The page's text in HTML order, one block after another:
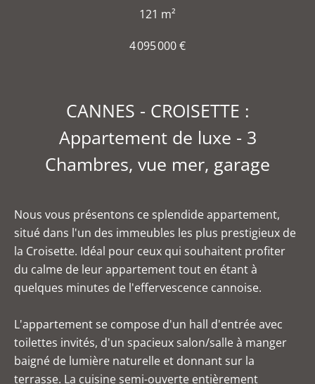
121 m²
4 095 000 €
CANNES - CROISETTE :
Appartement de luxe - 3
Chambres, vue mer, garage
Nous vous présentons ce splendide appartement,
situé dans l'un des immeubles les plus prestigieux de
la Croisette. Idéal pour ceux qui souhaitent profiter
du calme de leur appartement tout en étant à
quelques minutes de l'effervescence cannoise.
L'appartement se compose d'un hall d'entrée avec
toilettes invités, d'un spacieux salon/salle à manger
baigné de lumière naturelle et donnant sur la
terrasse. La cuisine semi-ouverte entièrement